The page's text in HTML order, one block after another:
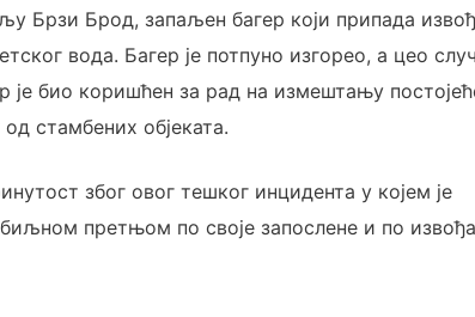
Брзи Брод, запаљен багер који припада
вода. Багер је потпуно изгорео, а цео
је био коришћен за рад на измештању
стамбених објеката.
због овог тешког инцидента у којем је
претњом по своје запослене и по